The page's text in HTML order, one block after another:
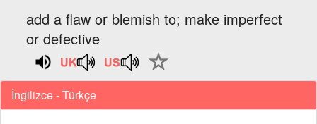
add a flaw or blemish to; make imperfect
or defective
İngilizce - Türkçe